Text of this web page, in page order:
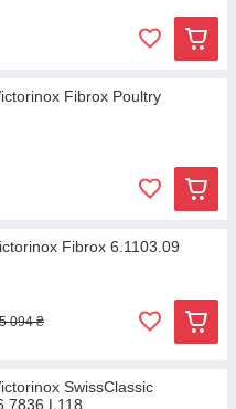
Fibrox Poultry
Fibrox 6.1103.09
5 094 ₴
SwissClassic